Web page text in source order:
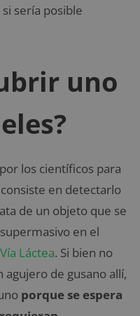
sería posible
uno
los científicos para
en detectarlo
de un objeto que se
en el
Láctea. Si bien no
agujero de gusano allí,
porque se espera